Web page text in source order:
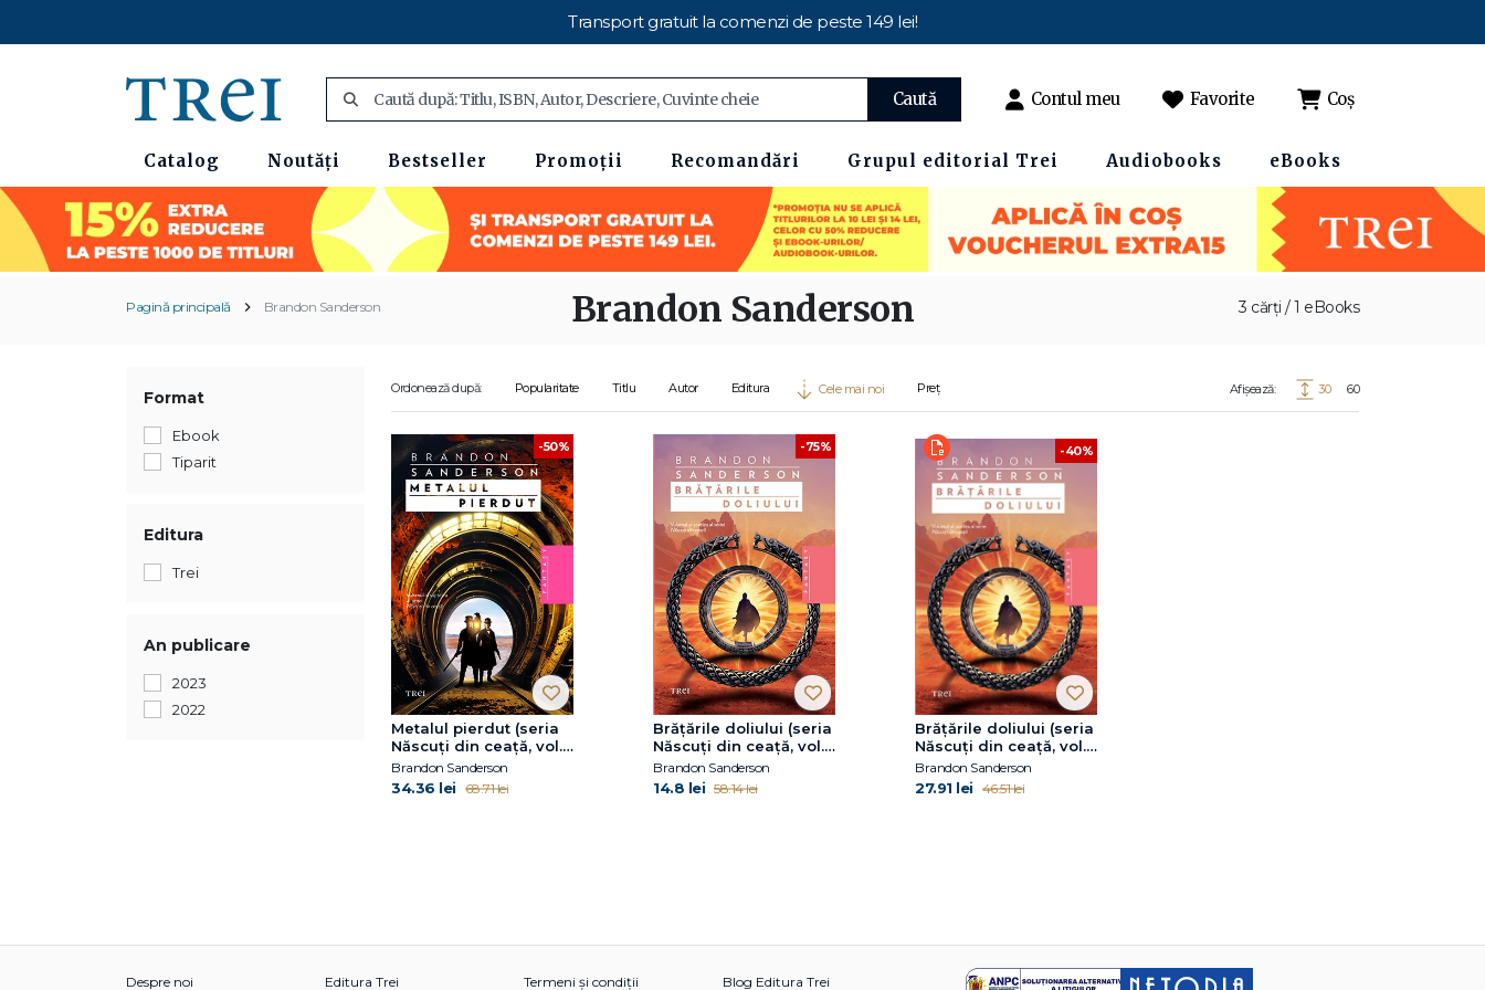
Transport gratuit la comenzi de peste 149 lei!
Caută Contul meu Favorite Coș
Catalog Noutăți Bestseller Promoții Recomandări Grupul editorial Trei Audiobooks eBooks
Pagină principală Brandon Sanderson 3 cărți / 1 eBooks
Brandon Sanderson
Format
Ebook
Tiparit
Editura
Trei
An publicare
2023
2022
Ordonează după: Popularitate Titlu Autor Editura Cele mai noi Preț Afișează: 30 60
-50%
Metalul pierdut (seria
Născuţi din ceaţă, vol.
7)
Brandon Sanderson
34.36 lei 68.71 lei
-75%
Brățările doliului (seria
Născuţi din ceaţă, vol.
6)
Brandon Sanderson
14.8 lei 58.14 lei
-40%
Brățările doliului (seria
Născuţi din ceaţă, vol.
6)
Brandon Sanderson
27.91 lei 46.51 lei
Despre noi Editura Trei Termeni și condiții Blog Editura Trei